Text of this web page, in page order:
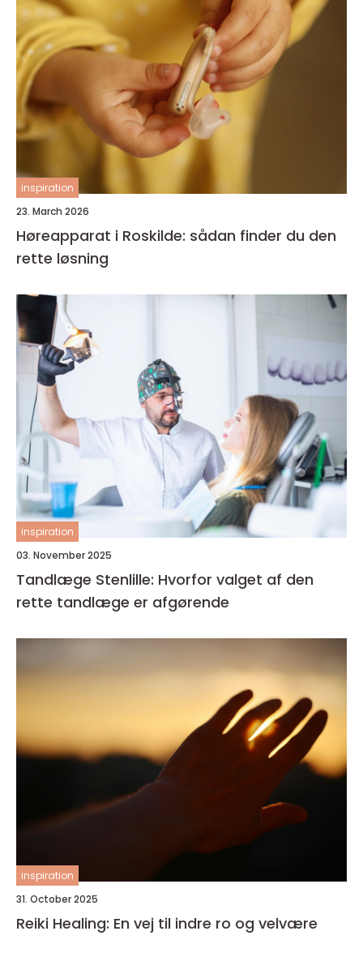
inspiration
23. March 2026
Høreapparat i Roskilde: sådan finder du den
rette løsning
inspiration
03. November 2025
Tandlæge Stenlille: Hvorfor valget af den
rette tandlæge er afgørende
inspiration
31. October 2025
Reiki Healing: En vej til indre ro og velvære